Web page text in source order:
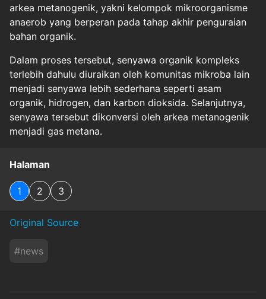
arkea metanogenik, yakni kelompok mikroorganisme
anaerob yang berperan pada tahap akhir penguraian
bahan organik.
Dalam proses tersebut, senyawa organik kompleks
terlebih dahulu diuraikan oleh komunitas mikroba lain
menjadi senyawa lebih sederhana seperti asam
organik, hidrogen, dan karbon dioksida. Selanjutnya,
senyawa tersebut dikonversi oleh arkea metanogenik
menjadi gas metana.
Halaman
1 2 3
Original Source
#news